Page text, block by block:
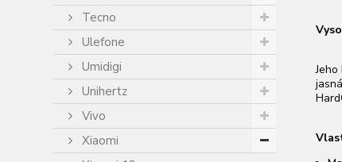
Tecno
Ulefone
Umidigi
Unihertz
Vivo
Xiaomi